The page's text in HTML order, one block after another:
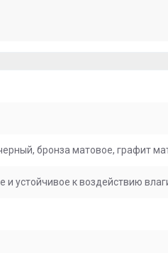
бронза матовое, графит
к воздействию